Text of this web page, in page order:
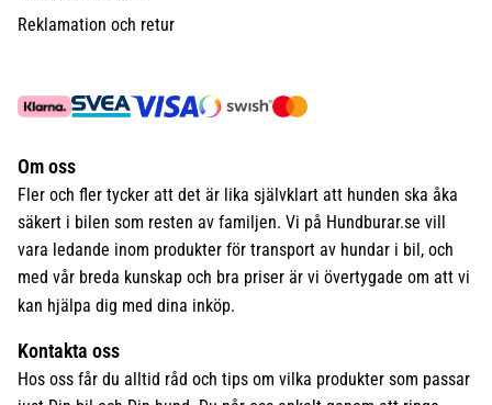
Reklamation och retur
Om oss
Fler och fler tycker att det är lika självklart att hunden ska åka
säkert i bilen som resten av familjen. Vi på Hundburar.se vill
vara ledande inom produkter för transport av hundar i bil, och
med vår breda kunskap och bra priser är vi övertygade om att vi
kan hjälpa dig med dina inköp.
Kontakta oss
Hos oss får du alltid råd och tips om vilka produkter som passar